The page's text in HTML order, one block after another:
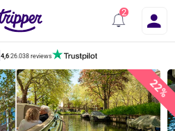
4,6|26.038 reviews
22%